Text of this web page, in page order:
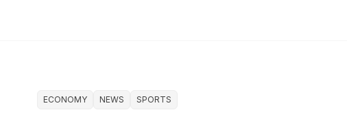
ECONOMY NEWS SPORTS